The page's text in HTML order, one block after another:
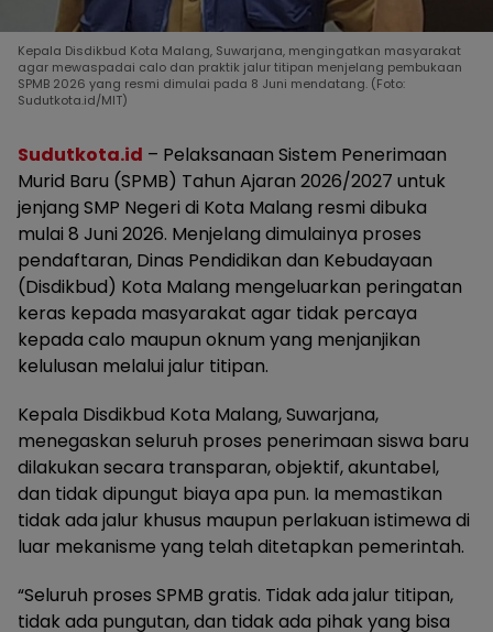
Kepala Disdikbud Kota Malang, Suwarjana, mengingatkan masyarakat
agar mewaspadai calo dan praktik jalur titipan menjelang pembukaan
SPMB 2026 yang resmi dimulai pada 8 Juni mendatang. (Foto:
Sudutkota.id/MIT)
Sudutkota.id – Pelaksanaan Sistem Penerimaan
Murid Baru (SPMB) Tahun Ajaran 2026/2027 untuk
jenjang SMP Negeri di Kota Malang resmi dibuka
mulai 8 Juni 2026. Menjelang dimulainya proses
pendaftaran, Dinas Pendidikan dan Kebudayaan
(Disdikbud) Kota Malang mengeluarkan peringatan
keras kepada masyarakat agar tidak percaya
kepada calo maupun oknum yang menjanjikan
kelulusan melalui jalur titipan.
Kepala Disdikbud Kota Malang, Suwarjana,
menegaskan seluruh proses penerimaan siswa baru
dilakukan secara transparan, objektif, akuntabel,
dan tidak dipungut biaya apa pun. Ia memastikan
tidak ada jalur khusus maupun perlakuan istimewa di
luar mekanisme yang telah ditetapkan pemerintah.
“Seluruh proses SPMB gratis. Tidak ada jalur titipan,
tidak ada pungutan, dan tidak ada pihak yang bisa